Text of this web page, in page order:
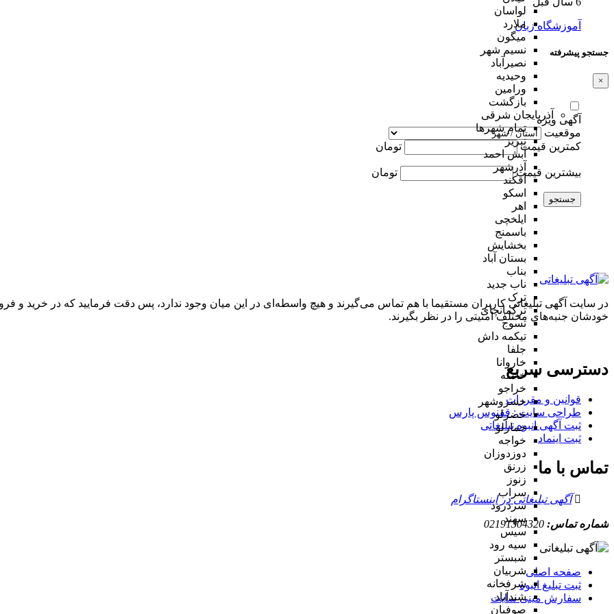
لواسان
ملارد
میگون
نسیم شهر
نصیرآباد
وحیدیه
ورامین
بازگشت
آذربایجان شرقی
تمام شهر‌ها
تبریز
آبش احمد
آذرشهر
آقکند
اسکو
اهر
ایلخچی
باسمنج
بخشایش
بستان آباد
بناب
ناب جدید
ترک
ترکمانچای
تسوج
تیکمه داش
جلفا
خاروانا
خامنه
خراجو
خسروشهر
خضرلو
خمارلو
خواجه
دوزدوزان
زرنق
زنوز
سراب
سردرود
سهند
سیس
سیه رود
شبستر
شربیان
شرفخانه
شندآباد
صوفیان
آموزشگاه زبان
جستجو پیشرفته
×
آگهی ویژه
موقعیت
کمترین قیمت
تومان
بیشترین قیمت تومان
جستجو
در سایت آگهی تبلیغاتی کاربران مستقیما با هم تماس می‌گیرند و هیچ واسطه‌ای در این میان وجود ندارد، پس دقت فرمایید که در خرید و
خودشان جنبه‌های مختلف امنیتی را در نظر بگیرند.
دسترسی سریع
قوانین و مقررات
طراحی سایت : ققنوس پارس
ثبت آگهی انبوه تبلیغاتی
ثبت اینماد
تماس با ما
آگهی تبلیغاتی در اینستاگرام
شماره تماس: 02191304320
صفحه اصلی
ثبت تبلیغ انبوه
سفارش مینی سایت